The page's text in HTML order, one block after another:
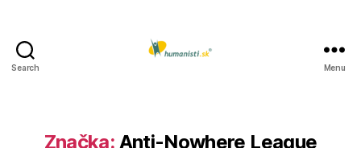
Search Menu
Značka: Anti-Nowhere League